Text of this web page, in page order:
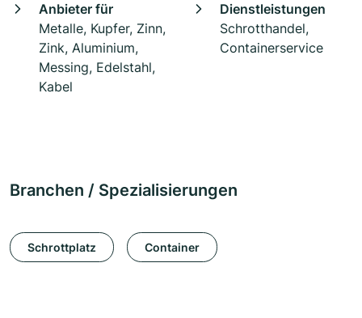
Anbieter für
Metalle, Kupfer, Zinn,
Zink, Aluminium,
Messing, Edelstahl,
Kabel
Dienstleistungen
Schrotthandel,
Containerservice
Branchen / Spezialisierungen
Schrottplatz Container